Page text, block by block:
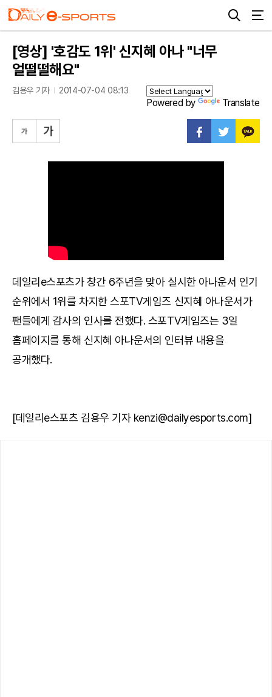
[영상] '호감도 1위' 신지혜 아나 "너무
얼떨떨해요"
김용우 기자 2014-07-04 08:13
Powered by Translate
데일리e스포츠가 창간 6주년을 맞아 실시한 아나운서 인기
순위에서 1위를 차지한 스포TV게임즈 신지혜 아나운서가
팬들에게 감사의 인사를 전했다. 스포TV게임즈는 3일
홈페이지를 통해 신지혜 아나운서의 인터뷰 내용을
공개했다.
[데일리e스포츠 김용우 기자 kenzi@dailyesports.com]